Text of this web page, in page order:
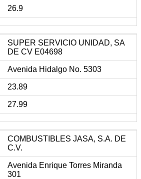
26.9
SUPER SERVICIO UNIDAD, SA
DE CV E04698
Avenida Hidalgo No. 5303
23.89
27.99
COMBUSTIBLES JASA, S.A. DE
C.V.
Avenida Enrique Torres Miranda
301